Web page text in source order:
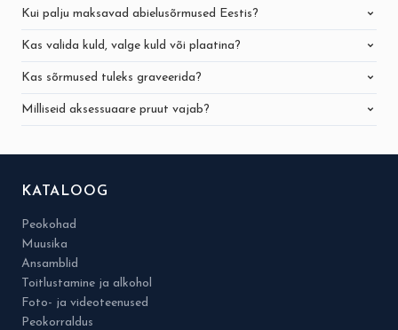
Kui palju maksavad abielusõrmused Eestis?
Kas valida kuld, valge kuld või plaatina?
Kas sõrmused tuleks graveerida?
Milliseid aksessuaare pruut vajab?
KATALOOG
Peokohad
Muusika
Ansamblid
Toitlustamine ja alkohol
Foto- ja videoteenused
Peokorraldus